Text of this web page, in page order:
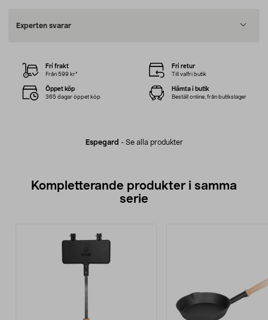
Experten svarar
Espegard - Se alla produkter
Fri frakt
Från 599 kr*
Fri retur
Till valfri butik
Öppet köp
365 dagar öppet köp
Hämta i butik
Beställ online, från butikslager
Kompletterande produkter i samma
serie